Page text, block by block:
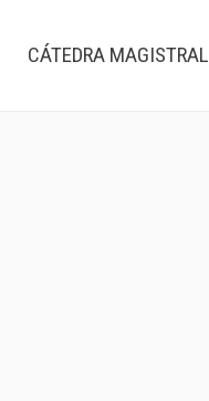
CÁTEDRA MAGISTRAL